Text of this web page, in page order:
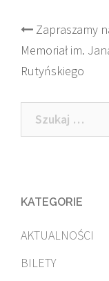
Post
Zapraszamy
Memoriał im.
Rutyńskiego
Szukaj:
KATEGORIE
AKTUALNOŚCI
BILETY